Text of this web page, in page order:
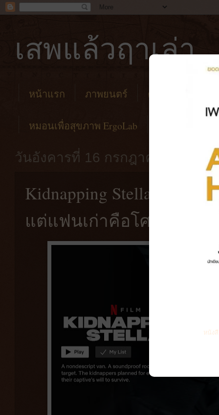
เสพแล้วฤาเล่า
หน้าแรก ภาพยนตร์ คาเฟ่
หมอนเพื่อสุขภาพ ErgoLab
วันอังคารที่ 16 กรกฎาคม พ.ศ.
Kidnapping Stella
แต่แฟนเก่าคือโศกนาฎกร
หนัง